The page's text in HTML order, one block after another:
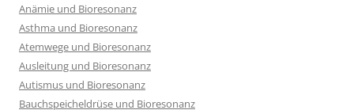
Anämie und Bioresonanz
Asthma und Bioresonanz
Atemwege und Bioresonanz
Ausleitung und Bioresonanz
Autismus und Bioresonanz
Bauchspeicheldrüse und Bioresonanz